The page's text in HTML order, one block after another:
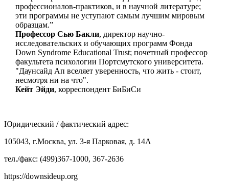
профессионалов-практиков, и в научной литературе;
эти программы не уступают самым лучшим мировым
образцам.”
Профессор Сью Бакли, директор научно-
исследовательских и обучающих программ Фонда
Down Syndrome Educational Trust; почетный профессор
факультета психологии Портсмутского университета.
"Даунсайд Ап вселяет уверенность, что жить - стоит,
несмотря ни на что".
Кейт Эйди, корреспондент БиБиСи
Юридический / фактический адрес:
105043, г.Москва, ул. 3-я Парковая, д. 14А
тел./факс: (499)367-1000, 367-2636
https://downsideup.org